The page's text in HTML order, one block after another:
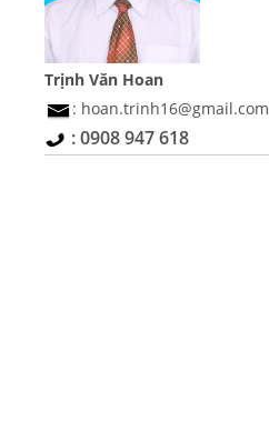
Trịnh Văn Hoan
: hoan.trinh16@gmail.com
: 0908 947 618